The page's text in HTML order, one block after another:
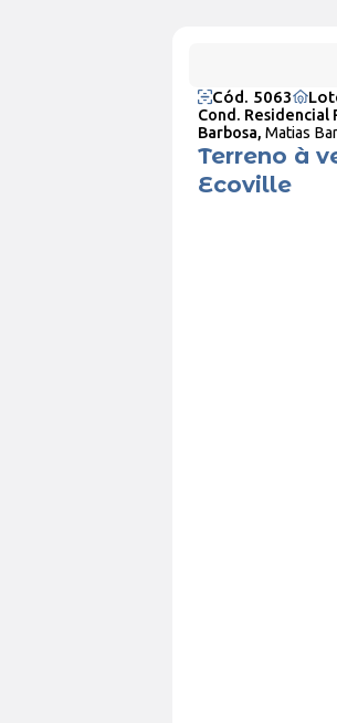
Cód. 5063
Cond.
Barbosa, Matias
Terreno à
Ecoville